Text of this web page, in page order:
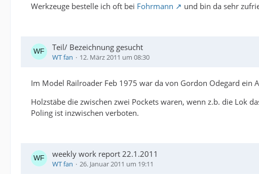
Werkzeuge bestelle ich oft bei Fohrmann und bin da sehr
Teil/ Bezeichnung gesucht
WT fan 12. März 2011 um 08:30
Im Model Railroader Feb 1975 war da von Gordon Odegard ein
Holzstäbe die zwischen zwei Pockets waren, wenn z.b. die Lok
Poling ist inzwischen verboten.
weekly work report 22.1.2011
WT fan 26. Januar 2011 um 19:11